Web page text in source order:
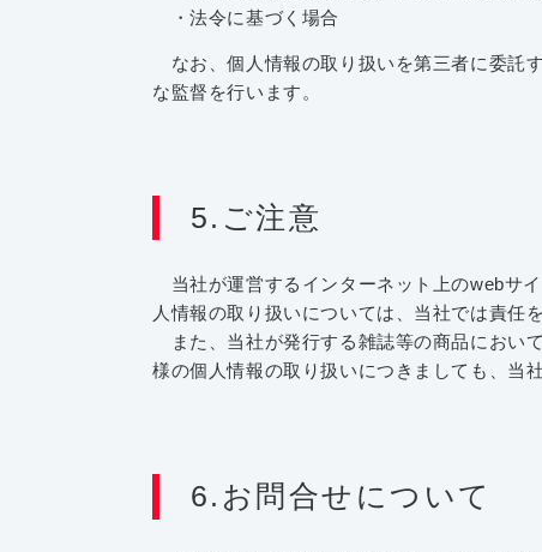
・法令に基づく場合
なお、個人情報の取り扱いを第三者に委託
な監督を行います。
5.ご注意
当社が運営するインターネット上のwebサ
人情報の取り扱いについては、当社では責任
また、当社が発行する雑誌等の商品におい
様の個人情報の取り扱いにつきましても、当
6.お問合せについて